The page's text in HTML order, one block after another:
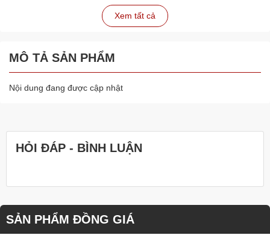
Xem tất cả
MÔ TẢ SẢN PHẨM
Nội dung đang được cập nhật
HỎI ĐÁP - BÌNH LUẬN
SẢN PHẨM ĐỒNG GIÁ